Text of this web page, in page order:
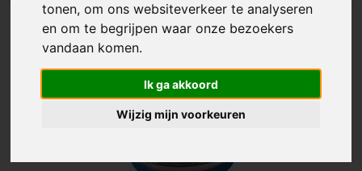
tonen, om ons websiteverkeer te analyseren
en om te begrijpen waar onze bezoekers
vandaan komen.
Ik ga akkoord
Wijzig mijn voorkeuren